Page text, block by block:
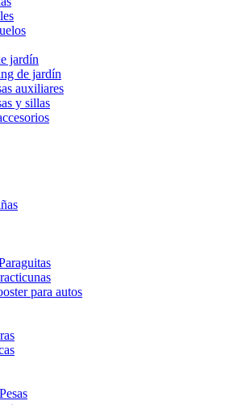
jardín
de jardín
auxiliares
y sillas
para autos